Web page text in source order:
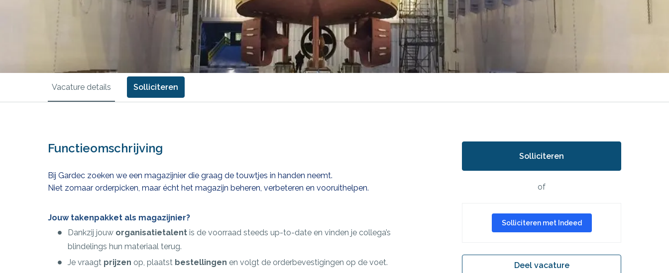
Vacature details Solliciteren
Functieomschrijving
Bij Gardec zoeken we een magazijnier die graag de touwtjes in handen neemt.
Niet zomaar orderpicken, maar écht het magazijn beheren, verbeteren en vooruithelpen.
Jouw takenpakket als magazijnier?
Dankzij jouw organisatietalent is de voorraad steeds up-to-date en vinden je collega’s
blindelings hun materiaal terug.
Je vraagt prijzen op, plaatst bestellingen en volgt de orderbevestigingen op de voet.
Solliciteren
of
Solliciteren met Indeed
Deel vacature